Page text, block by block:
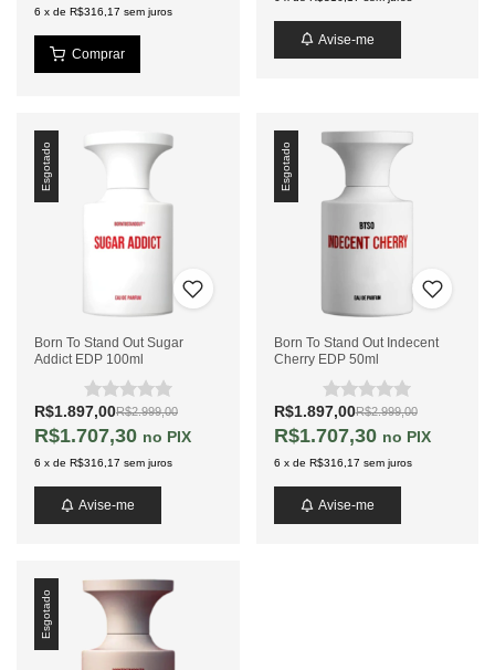
6 x de R$316,17 sem juros
Avise-me
Esgotado
Born To Stand Out Sugar
Addict EDP 100ml
R$1.897,00R$2.999,00
R$1.707,30 PIX
6 x de R$316,17 sem juros
Avise-me
Esgotado
Born To Stand Out Indecent
Cherry EDP 50ml
R$1.897,00R$2.999,00
R$1.707,30 PIX
6 x de R$316,17 sem juros
Avise-me
Esgotado